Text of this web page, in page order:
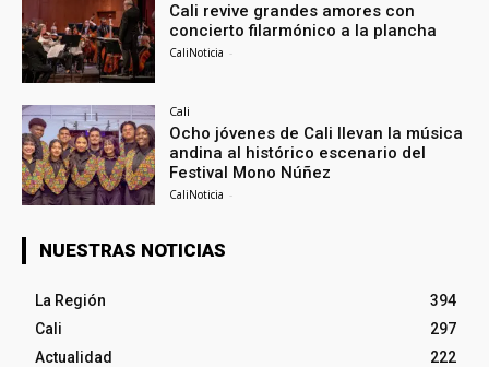
Cali revive grandes amores con
concierto filarmónico a la plancha
CaliNoticia -
Cali
Ocho jóvenes de Cali llevan la música
andina al histórico escenario del
Festival Mono Núñez
CaliNoticia -
NUESTRAS NOTICIAS
La Región
394
Cali
297
Actualidad
222